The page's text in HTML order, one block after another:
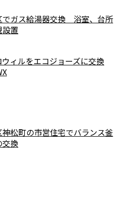
でガス給湯器交換 浴室、台所
設置
ィルをエコジョーズに交換
松町の市営住宅でバランス釜
交換